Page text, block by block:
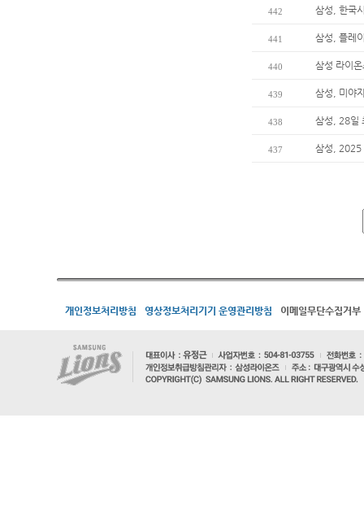
442 삼성, 한국
441 삼성, 플레
440 삼성 라이
439 삼성, 미야
438 삼성, 28일
437 삼성, 2025
개인정보처리방침 영상정보처리기기 운영관리방침 이메일무단수집거부